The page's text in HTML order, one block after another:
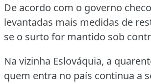
De acordo com o governo
levantadas mais medidas de
se o surto for mantido sob
Na vizinha Eslováquia, a
quem entra no país continua a